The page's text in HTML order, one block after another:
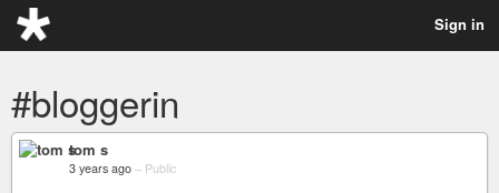
Sign in
#bloggerin
tom s
3 years ago – Public